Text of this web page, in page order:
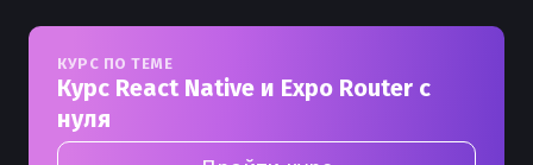
КУРС ПО ТЕМЕ
Курс React Native и Expo Router с
нуля